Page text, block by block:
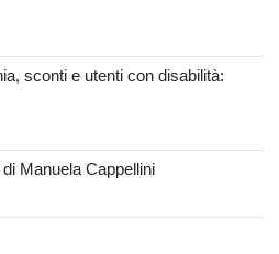
sconti e utenti con disabilità:
Manuela Cappellini